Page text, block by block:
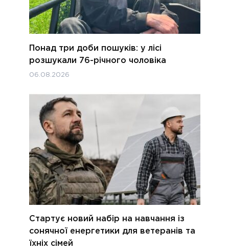
Понад три доби пошуків: у лісі
розшукали 76-річного чоловіка
06.08.2026
Стартує новий набір на навчання із
сонячної енергетики для ветеранів та
їхніх сімей